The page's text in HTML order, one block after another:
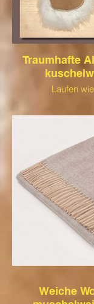
Traumhafte
Laufen
antiseptische
beim Tragen
Weiche